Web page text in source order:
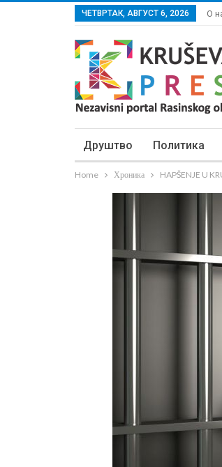
ЧЕТВРТАК, АВГУСТ 6, 2026 О
Друштво Политика
Home Хроника HAPŠENJE U